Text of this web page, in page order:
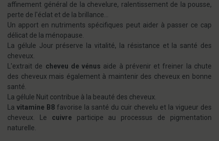
affinement général de la chevelure, ralentissement de la pousse,
perte de l'éclat et de la brillance...
Un apport en nutriments spécifiques peut aider à passer ce cap
délicat de la ménopause.
La gélule Jour préserve la vitalité, la résistance et la santé des
cheveux.
L'extrait de cheveu de vénus aide à prévenir et freiner la chute
des cheveux mais également à maintenir des cheveux en bonne
santé.
La gélule Nuit contribue à la beauté des cheveux.
La vitamine B8 favorise la santé du cuir chevelu et la vigueur des
cheveux. Le cuivreparticipe au processus de pigmentation
naturelle.